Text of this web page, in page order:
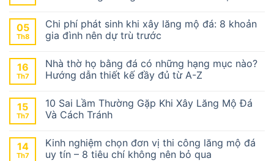
05
Th8
Chi phí phát sinh khi xây lăng mộ đá: 8 khoản
gia đình nên dự trù trước
16
Th7
Nhà thờ họ bằng đá có những hạng mục nào?
Hướng dẫn thiết kế đầy đủ từ A-Z
15
Th7
10 Sai Lầm Thường Gặp Khi Xây Lăng Mộ Đá
Và Cách Tránh
14
Th7
Kinh nghiệm chọn đơn vị thi công lăng mộ đá
uy tín – 8 tiêu chí không nên bỏ qua